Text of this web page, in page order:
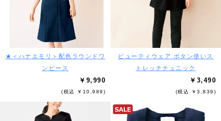
★＜ハナエモリ＞配色ラウンドワ
ンピース
￥9,990
(税込 ￥10,989)
ビューティウェア ボタン使いス
トレッチチュニック
￥3,490
(税込 ￥3,839)